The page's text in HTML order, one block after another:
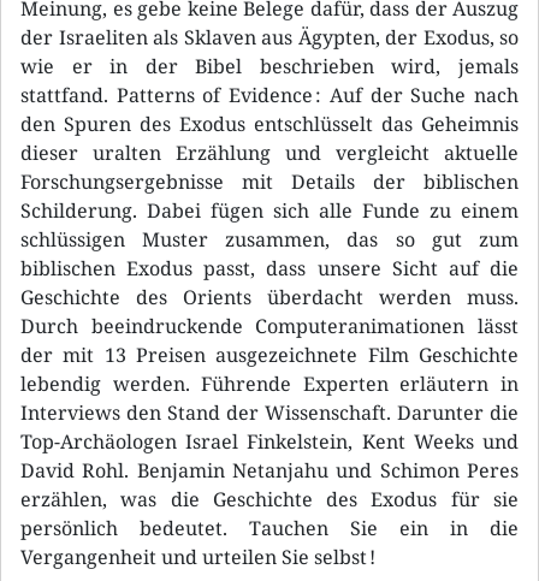
Meinung, es gebe keine Belege dafür, dass der Auszug
der Israeliten als Sklaven aus Ägypten, der Exodus, so
wie er in der Bibel beschrieben wird, jemals
stattfand. Patterns of Evidence : Auf der Suche nach
den Spuren des Exodus entschlüsselt das Geheimnis
dieser uralten Erzählung und vergleicht aktuelle
Forschungsergebnisse mit Details der biblischen
Schilderung. Dabei fügen sich alle Funde zu einem
schlüssigen Muster zusammen, das so gut zum
biblischen Exodus passt, dass unsere Sicht auf die
Geschichte des Orients überdacht werden muss.
Durch beeindruckende Computeranimationen lässt
der mit 13 Preisen ausgezeichnete Film Geschichte
lebendig werden. Führende Experten erläutern in
Interviews den Stand der Wissenschaft. Darunter die
Top-Archäologen Israel Finkelstein, Kent Weeks und
David Rohl. Benjamin Netanjahu und Schimon Peres
erzählen, was die Geschichte des Exodus für sie
persönlich bedeutet. Tauchen Sie ein in die
Vergangenheit und urteilen Sie selbst !